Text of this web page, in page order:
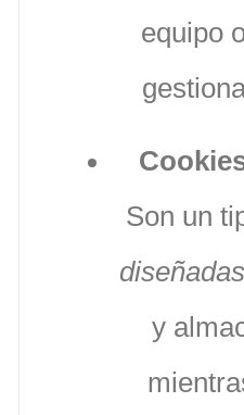
equipo
Son un
y